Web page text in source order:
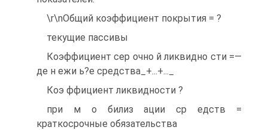
\r\nОбщий коэффициент покрытия = ?
текущие пассивы
Коэффициент сер очно й ликвидно сти =—
де н ежи ь?е средства_+...+..._
Коэ ффициент ликвидности ?
при м о билиз ации ср едств =
краткосрочные обязательства